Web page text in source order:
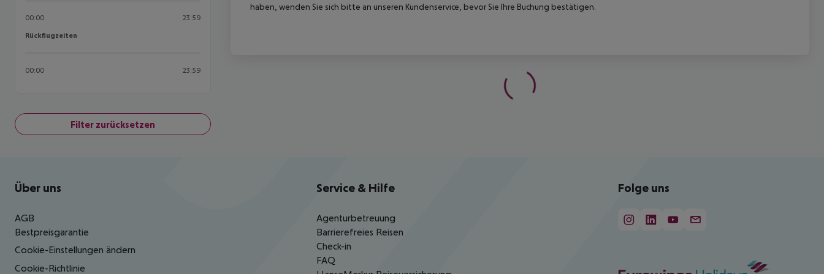
00:00 23:59
Rückflugzeiten
Rückflugzeiten
00:00 23:59
Filter zurücksetzen
haben, wenden Sie sich bitte an unseren Kundenservice, bevor Sie Ihre Buchung bestätigen.
Footer navigation
Über uns
AGB
Bestpreisgarantie
Cookie-Einstellungen ändern
Cookie-Richtlinie
Service & Hilfe
Agenturbetreuung
Barrierefreies Reisen
Check-in
FAQ
Folge uns